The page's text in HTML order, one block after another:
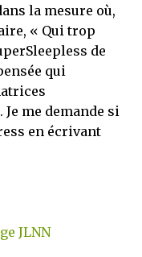
la mesure où,
« Qui trop
de
qui
me demande si
en écrivant
JLNN